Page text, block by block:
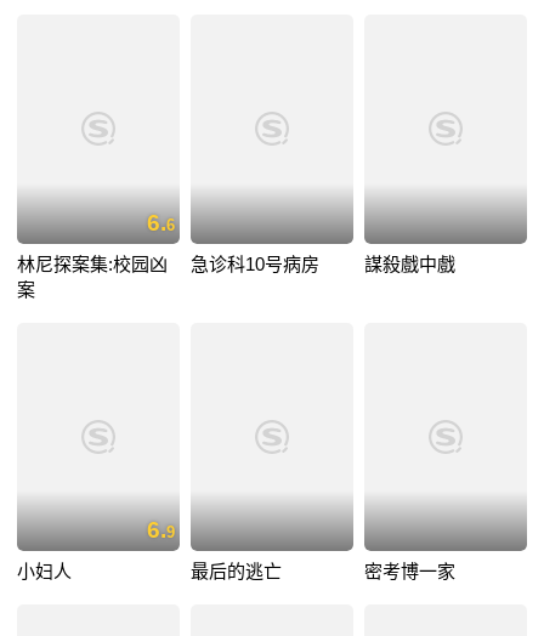
6.6
林尼探案集:校园凶
案
急诊科10号病房 謀殺戲中戲
6.9
小妇人 最后的逃亡 密考博一家